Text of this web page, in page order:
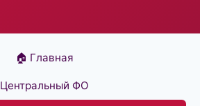
🏠 Главная
Центральный ФО